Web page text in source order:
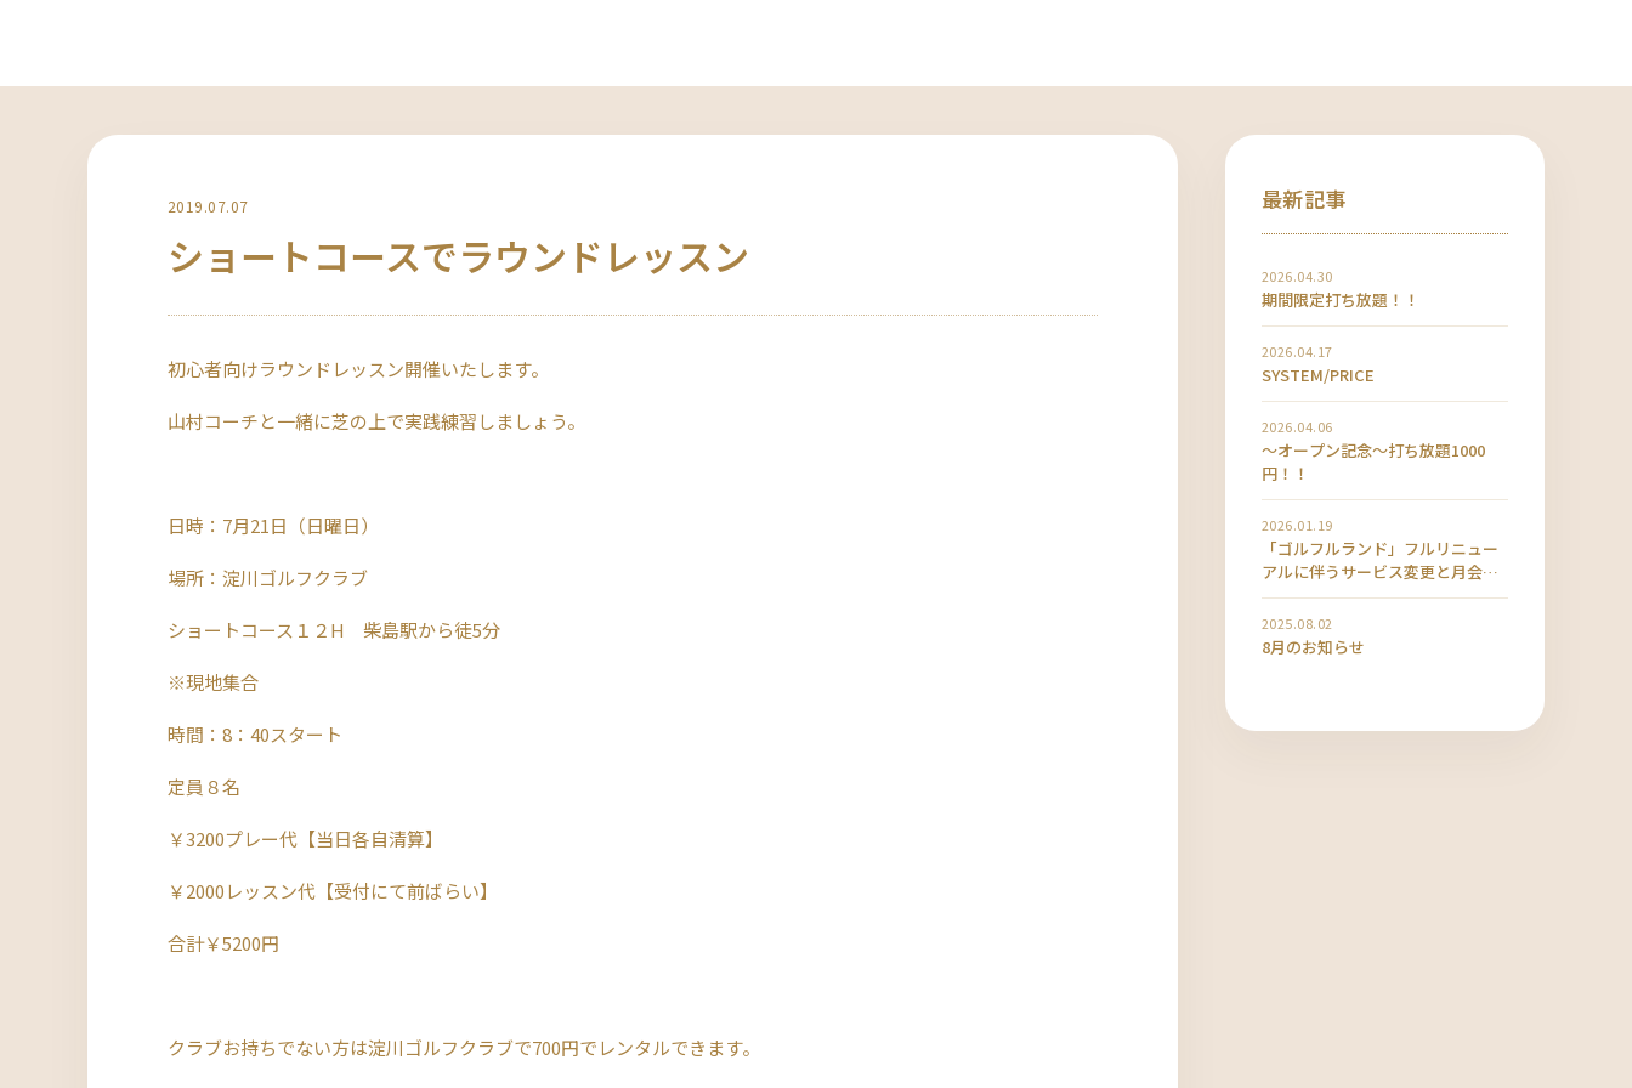
2019.07.07
ショートコースでラウンドレッスン
初心者向けラウンドレッスン開催いたします。
山村コーチと一緒に芝の上で実践練習しましょう。
日時：7月21日（日曜日）
場所：淀川ゴルフクラブ
ショートコース１２H 柴島駅から徒5分
※現地集合
時間：8：40スタート
定員８名
￥3200プレー代【当日各自清算】
￥2000レッスン代【受付にて前ばらい】
合計￥5200円
クラブお持ちでない方は淀川ゴルフクラブで700円でレンタルできます。
最新記事
2026.04.30
期間限定打ち放題！！
2026.04.17
SYSTEM/PRICE
2026.04.06
〜オープン記念〜打ち放題1000
円！！
2026.01.19
「ゴルフルランド」フルリニュー
アルに伴うサービス変更と月会費
改定のお知らせ
2025.08.02
8月のお知らせ